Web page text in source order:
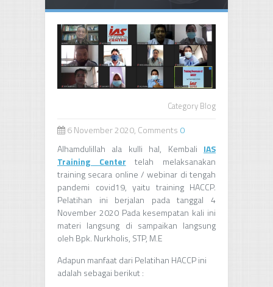
Category Blog
6 November 2020, Comments 0
Alhamdulillah ala kulli hal, Kembali IAS
Training Center telah melaksanakan
training secara online / webinar di tengah
pandemi covid19, yaitu training HACCP.
Pelatihan ini berjalan pada tanggal 4
November 2020 Pada kesempatan kali ini
materi langsung di sampaikan langsung
oleh Bpk. Nurkholis, STP, M.E
Adapun manfaat dari Pelatihan HACCP ini
adalah sebagai berikut :